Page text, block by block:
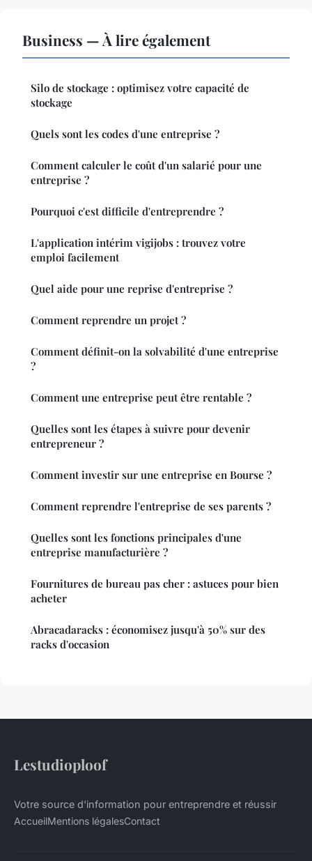
Business — À lire également
Silo de stockage : optimisez votre capacité de
stockage
Quels sont les codes d'une entreprise ?
Comment calculer le coût d'un salarié pour une
entreprise ?
Pourquoi c'est difficile d'entreprendre ?
L'application intérim vigijobs : trouvez votre
emploi facilement
Quel aide pour une reprise d'entreprise ?
Comment reprendre un projet ?
Comment définit-on la solvabilité d'une entreprise
?
Comment une entreprise peut être rentable ?
Quelles sont les étapes à suivre pour devenir
entrepreneur ?
Comment investir sur une entreprise en Bourse ?
Comment reprendre l'entreprise de ses parents ?
Quelles sont les fonctions principales d'une
entreprise manufacturière ?
Fournitures de bureau pas cher : astuces pour bien
acheter
Abracadaracks : économisez jusqu'à 50% sur des
racks d'occasion
Lestudioploof
Votre source d'information pour entreprendre et réussir
AccueilMentions légalesContact